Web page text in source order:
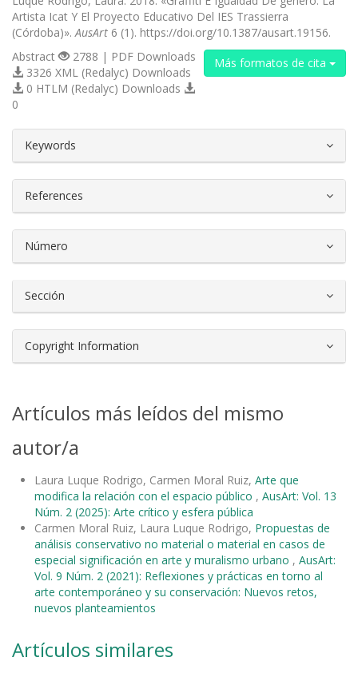
Artista Icat Y El Proyecto Educativo Del IES Trassierra
(Córdoba)». AusArt 6 (1). https://doi.org/10.1387/ausart.19156.
Más formatos de cita
Abstract
2788 | PDF Downloads
3326 XML (Redalyc) Downloads
0 HTLM (Redalyc) Downloads
0
Keywords
References
Número
Sección
Copyright Information
Artículos más leídos del mismo
autor/a
Laura Luque Rodrigo, Carmen Moral Ruiz, Arte que
modifica la relación con el espacio público , AusArt: Vol. 13
Núm. 2 (2025): Arte crítico y esfera pública
Carmen Moral Ruiz, Laura Luque Rodrigo, Propuestas de
análisis conservativo no material o material en casos de
especial significación en arte y muralismo urbano , AusArt:
Vol. 9 Núm. 2 (2021): Reflexiones y prácticas en torno al
arte contemporáneo y su conservación: Nuevos retos,
nuevos planteamientos
Artículos similares